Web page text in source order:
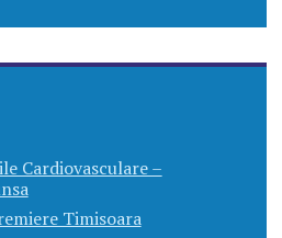
Cardiovasculare –
Timisoara